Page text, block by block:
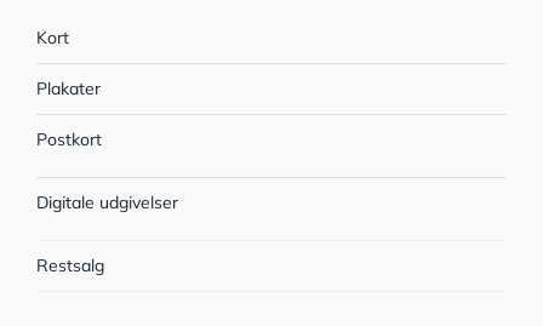
Kort
Plakater
Postkort
Digitale udgivelser
Restsalg